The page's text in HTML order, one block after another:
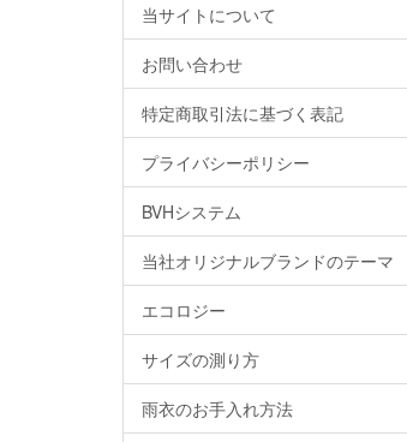
当サイトについて
お問い合わせ
特定商取引法に基づく表記
プライバシーポリシー
BVHシステム
当社オリジナルブランドのテーマ
エコロジー
サイズの測り方
雨衣のお手入れ方法